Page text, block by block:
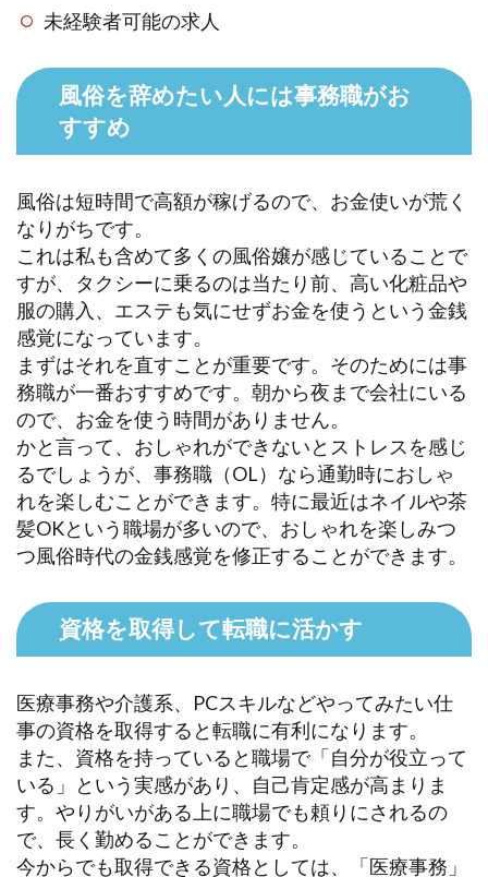
未経験者可能の求人
風俗を辞めたい人には事務職がお
すすめ
風俗は短時間で高額が稼げるので、お金使いが荒く
なりがちです。
これは私も含めて多くの風俗嬢が感じていることで
すが、タクシーに乗るのは当たり前、高い化粧品や
服の購入、エステも気にせずお金を使うという金銭
感覚になっています。
まずはそれを直すことが重要です。そのためには事
務職が一番おすすめです。朝から夜まで会社にいる
ので、お金を使う時間がありません。
かと言って、おしゃれができないとストレスを感じ
るでしょうが、事務職（OL）なら通勤時におしゃ
れを楽しむことができます。特に最近はネイルや茶
髪OKという職場が多いので、おしゃれを楽しみつ
つ風俗時代の金銭感覚を修正することができます。
資格を取得して転職に活かす
医療事務や介護系、PCスキルなどやってみたい仕
事の資格を取得すると転職に有利になります。
また、資格を持っていると職場で「自分が役立って
いる」という実感があり、自己肯定感が高まりま
す。やりがいがある上に職場でも頼りにされるの
で、長く勤めることができます。
今からでも取得できる資格としては、「医療事務」